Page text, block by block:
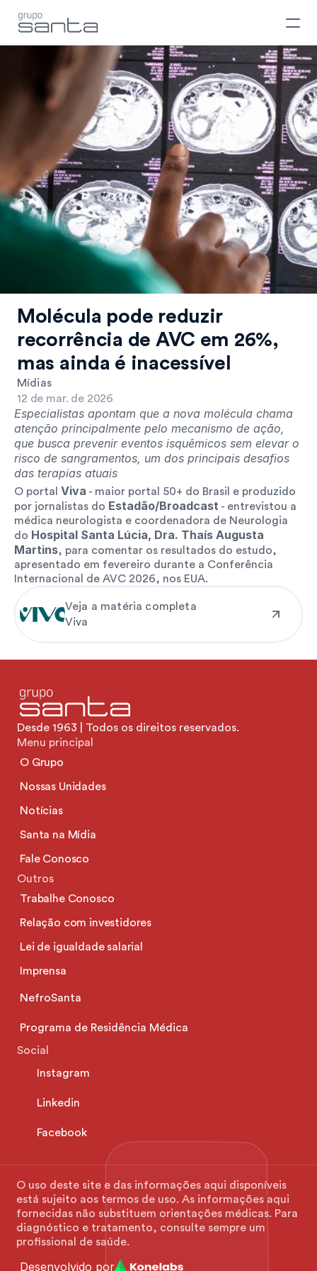
Molécula pode reduzir
recorrência de AVC em 26%,
mas ainda é inacessível
Mídias
12 de mar. de 2026
Especialistas apontam que a nova molécula chama
atenção principalmente pelo mecanismo de ação,
que busca prevenir eventos isquêmicos sem elevar o
risco de sangramentos, um dos principais desafios
das terapias atuais
O portal Viva - maior portal 50+ do Brasil e produzido
por jornalistas do Estadão/Broadcast - entrevistou a
médica neurologista e coordenadora de Neurologia
do Hospital Santa Lúcia, Dra. Thaís Augusta
Martins, para comentar os resultados do estudo,
apresentado em fevereiro durante a Conferência
Internacional de AVC 2026, nos EUA.
Veja a matéria completa
Viva
Desde 1963 | Todos os direitos reservados.
Menu principal
O Grupo
Nossas Unidades
Notícias
Santa na Mídia
Fale Conosco
Outros
Trabalhe Conosco
Relação com investidores
Lei de igualdade salarial
Imprensa
NefroSanta
Programa de Residência Médica
Social
Instagram
Linkedin
Facebook
O uso deste site e das informações aqui disponíveis
está sujeito aos termos de uso. As informações aqui
fornecidas não substituem orientações médicas. Para
diagnóstico e tratamento, consulte sempre um
profissional de saúde.
Desenvolvido por